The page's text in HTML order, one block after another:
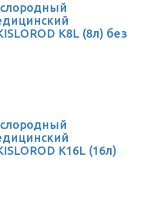
K8L (8л) без
K16L (16л)